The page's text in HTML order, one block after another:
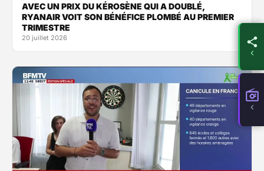
AVEC UN PRIX DU KÉROSÈNE QUI A DOUBLÉ,
RYANAIR VOIT SON BÉNÉFICE PLOMBÉ AU PREMIER
TRIMESTRE
20 juillet 2026